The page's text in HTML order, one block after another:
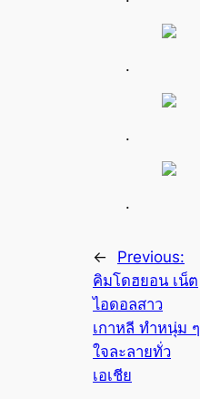
.
.
.
←
Previous:
คิมโดฮยอน เน็ต
ไอดอลสาว
เกาหลี ทำหนุ่ม ๆ
ใจละลายทั่ว
เอเชีย